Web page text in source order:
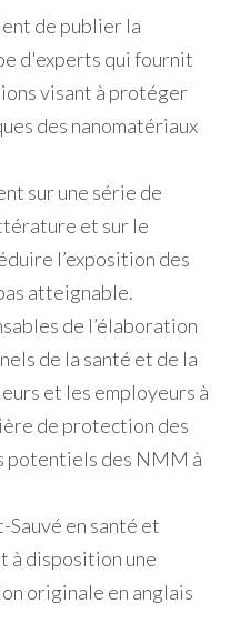
de publier la
d'experts qui fournit
visant à protéger
des nanomatériaux
sur une série de
et sur le
l’exposition des
atteignable.
de l’élaboration
de la santé et de la
et les employeurs à
de protection des
potentiels des NMM à
Sauvé en santé et
à disposition une
originale en anglais